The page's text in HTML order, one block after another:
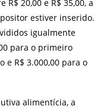
20,00 e R$ 35,00, a
estiver inserido.
igualmente
para o primeiro
e R$ 3.000,00 para o
alimentícia, a